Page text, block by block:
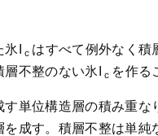
I ｃ はすべて例外なく積
不整のない氷I ｃ を作る
単位構造層の積み重な
成す。積層不整は単